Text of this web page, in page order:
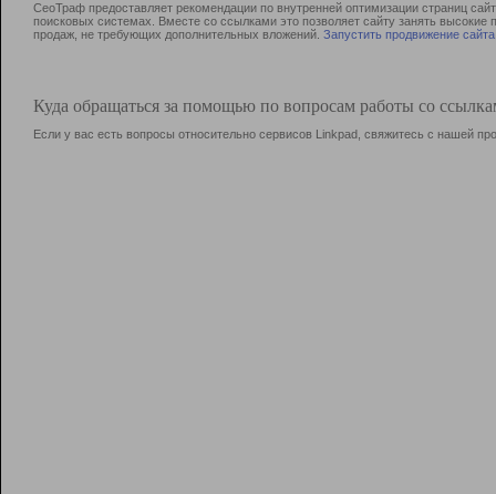
СеоТраф предоставляет рекомендации по внутренней оптимизации страниц
поисковых системах. Вместе со ссылками это позволяет сайту занять
продаж, не требующих дополнительных вложений. Запустить продвижение сайта
Куда обращаться за помощью по вопросам работы со
Если у вас есть вопросы относительно сервисов Linkpad, свяжитесь с нашей